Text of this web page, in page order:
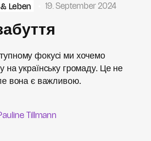
Leben 19. September 2024
фокусі ми хочемо
на українську громаду. Це не
вона є важливою.
Tillmann